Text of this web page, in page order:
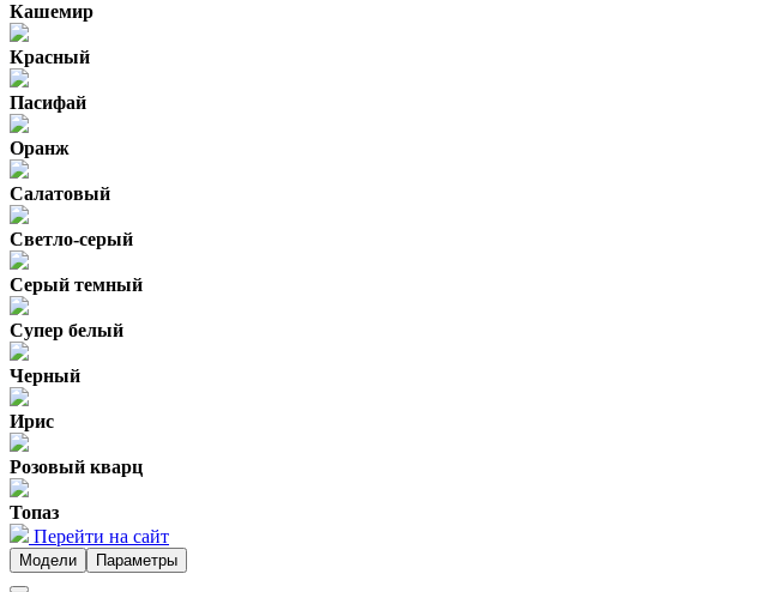
Кашемир
Красный
Пасифай
Оранж
Салатовый
Светло-серый
Серый темный
Супер белый
Черный
Ирис
Розовый кварц
Топаз
Перейти на сайт
Модели Параметры